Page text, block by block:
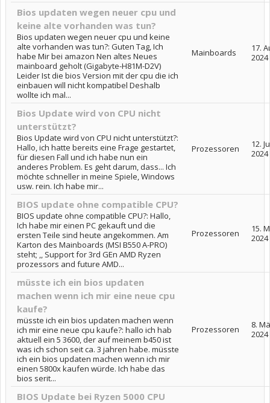
Bios updaten wegen neuer cpu und
keine alte vorhanden was tun?
Bios updaten wegen neuer cpu und keine
alte vorhanden was tun?: Guten Tag, Ich
habe Mir bei amazon Nen altes Neues
mainboard geholt (Gigabyte-H81M-D2V)
Leider Ist die bios Version mit der cpu die ich
einbauen will nicht kompatibel Deshalb
wollte ich mal...
Mainboards
17.
2024
Bios Update wird von CPU nicht
unterstützt?
Bios Update wird von CPU nicht unterstützt?:
Hallo, ich hatte bereits eine Frage gestartet,
für diesen Fall und ich habe nun ein
anderes Problem. Es geht darum, dass... Ich
möchte schneller in meine Spiele, Windows
usw. rein. Ich habe mir...
Prozessoren
12.
2024
BIOS update ohne compatible CPU?
BIOS update ohne compatible CPU?: Hallo,
Ich habe mir einen PC gekauft und die
ersten Teile sind heute angekommen. Am
Karton des Mainboards (MSI B550 A-PRO)
steht; ,, Support for 3rd GEn AMD Ryzen
prozessors and future AMD...
Prozessoren
15.
2024
müsste ich ein bios updaten
machen wenn ich mir eine neue cpu
kaufe?
müsste ich ein bios updaten machen wenn
ich mir eine neue cpu kaufe?: hallo ich hab
aktuell ein 5 3600, der auf meinem b450 ist
was ich schon seit ca. 3 jahren habe. müsste
ich ein bios updaten machen wenn ich mir
einen 5800x kaufen würde. Ich habe das
bios serit...
Prozessoren
8.
2024
BIOS Update bei Ryzen 5000 CPU